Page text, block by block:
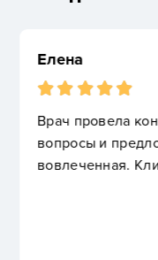
Елена
Врач провела
вопросы и
вовлеченная.